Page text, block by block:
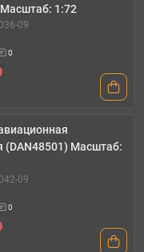
1:72
09
0
(DAN48501) Масштаб:
09
0